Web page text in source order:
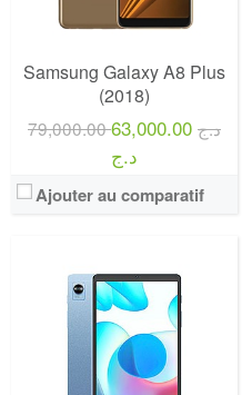
Samsung Galaxy A8 Plus
(2018)
79,000.00 د.ج 63,000.00
د.ج
Ajouter au comparatif